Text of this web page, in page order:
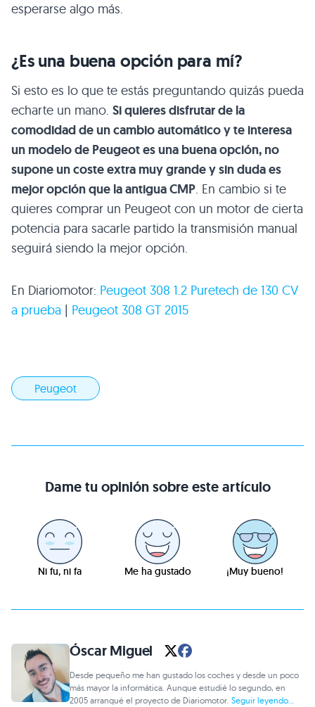
esperarse algo más.
¿Es una buena opción para mí?
Si esto es lo que te estás preguntando quizás pueda
echarte un mano. Si quieres disfrutar de la
comodidad de un cambio automático y te interesa
un modelo de Peugeot es una buena opción, no
supone un coste extra muy grande y sin duda es
mejor opción que la antigua CMP. En cambio si te
quieres comprar un Peugeot con un motor de cierta
potencia para sacarle partido la transmisión manual
seguirá siendo la mejor opción.
En Diariomotor: Peugeot 308 1.2 Puretech de 130 CV
a prueba | Peugeot 308 GT 2015
Peugeot
Dame tu opinión sobre este artículo
Ni fu, ni fa Me ha gustado ¡Muy bueno!
Óscar Miguel
Desde pequeño me han gustado los coches y desde un poco
más mayor la informática. Aunque estudié lo segundo, en
2005 arranqué el proyecto de Diariomotor.Seguir leyendo...